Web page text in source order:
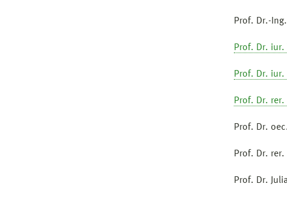
Prof. Dr.-
Prof. Dr. iur.
Prof. Dr.
Prof. Dr.
Prof. Dr.
Prof. Dr.
Prof. Dr.